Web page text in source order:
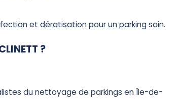
et dératisation pour un parking sain.
?
du nettoyage de parkings en Île-de-